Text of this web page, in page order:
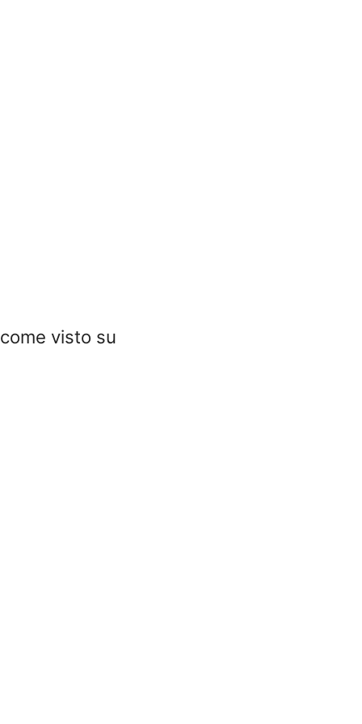
come visto su